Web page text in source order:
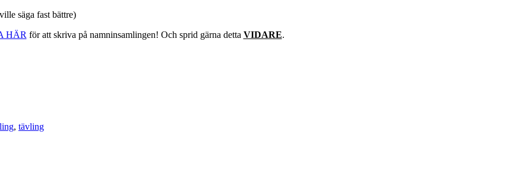
säga fast bättre)
HÄR för att skriva på namninsamlingen! Och sprid gärna detta VIDARE.
, tävling